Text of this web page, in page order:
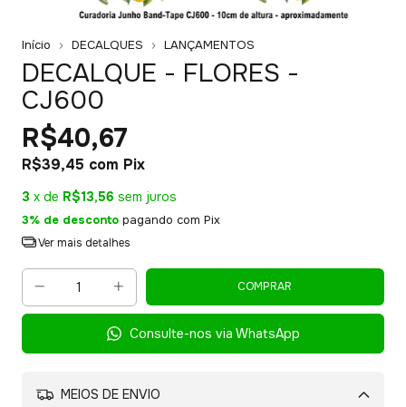
Início DECALQUES LANÇAMENTOS
DECALQUE - FLORES -
CJ600
R$40,67
R$39,45 com Pix
3 x de R$13,56 sem juros
3% de desconto pagando com Pix
Ver mais detalhes
Consulte-nos via WhatsApp
MEIOS DE ENVIO